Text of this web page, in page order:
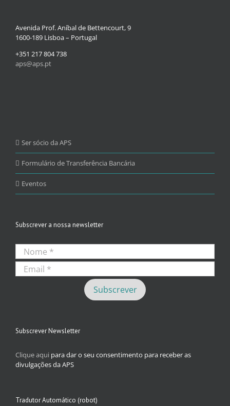
Avenida Prof. Aníbal de Bettencourt, 9
1600-189 Lisboa – Portugal
+351 217 804 738
aps@aps.pt
Ser sócio da APS
Formulário de Transferência Bancária
Eventos
Subscrever a nossa newsletter
Subscrever Newsletter
Clique aqui para dar o seu consentimento para receber as
divulgações da APS
Tradutor Automático (robot)